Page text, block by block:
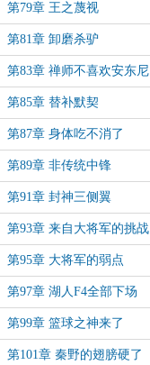
第79章 王之蔑视
第81章 卸磨杀驴
第83章 禅师不喜欢安东尼
第85章 替补默契
第87章 身体吃不消了
第89章 非传统中锋
第91章 封神三侧翼
第93章 来自大将军的挑战
第95章 大将军的弱点
第97章 湖人F4全部下场
第99章 篮球之神来了
第101章 秦野的翅膀硬了